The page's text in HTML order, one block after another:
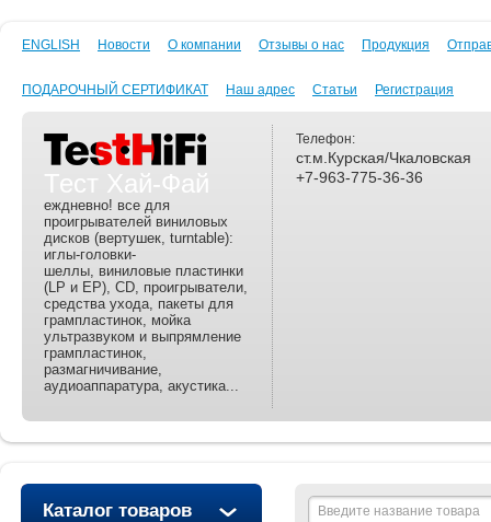
ENGLISH Новости О компании Отзывы о нас Продукция
ПОДАРОЧНЫЙ СЕРТИФИКАТ Наш адрес Статьи Регистрация
Тест Хай-Фай
еждневно! все для
проигрывателей виниловых
дисков (вертушек, turntable):
иглы-головки-
шеллы, виниловые пластинки
(LP и EP), CD, проигрыватели,
средства ухода, пакеты для
грампластинок, мойка
ультразвуком и выпрямление
грампластинок,
размагничивание,
аудиоаппаратура, акустика...
Телефон:
ст.м.Курская/Чкаловская
+7-963-775-36-36
Каталог товаров